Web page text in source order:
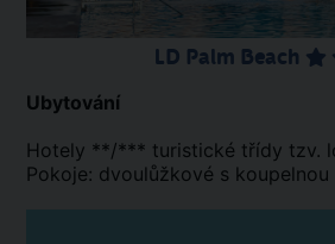
LD Palm Beach
Ubytování
Hotely **/*** turistické třídy tzv.
Pokoje: dvoulůžkové s koupelnou